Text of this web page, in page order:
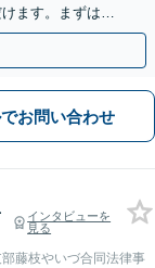
ます。まずは一
お問い合わせ
インタビューを
見る
藤枝やいづ合同法律事